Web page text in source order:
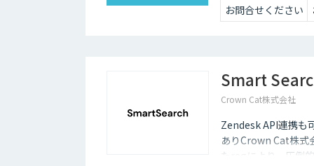
お問合せください
Smart
Crown Cat株式会社
Zendesk API連携も
ありCrown Cat株式
たragにより、圧倒